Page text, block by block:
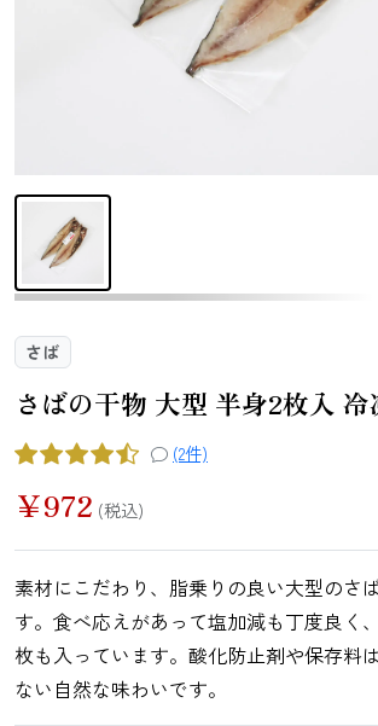
鯛（たい） たらこ
いか（する
め）
いか（塩辛） ホヤ
さば
さばの干物 大型 半身2枚入 冷
(2件)
￥972 (税込)
素材にこだわり、脂乗りの良い大型のさ
す。食べ応えがあって塩加減も丁度良く
枚も入っています。酸化防止剤や保存料
ない自然な味わいです。